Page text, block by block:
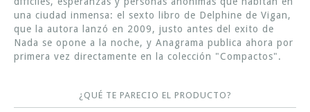
una ciudad inmensa: el sexto libro de Delphine de Vigan,
que la autora lanzó en 2009, justo antes del exito de
Nada se opone a la noche, y Anagrama publica ahora por
primera vez directamente en la colección "Compactos".
¿QUÉ TE PARECIO EL PRODUCTO?